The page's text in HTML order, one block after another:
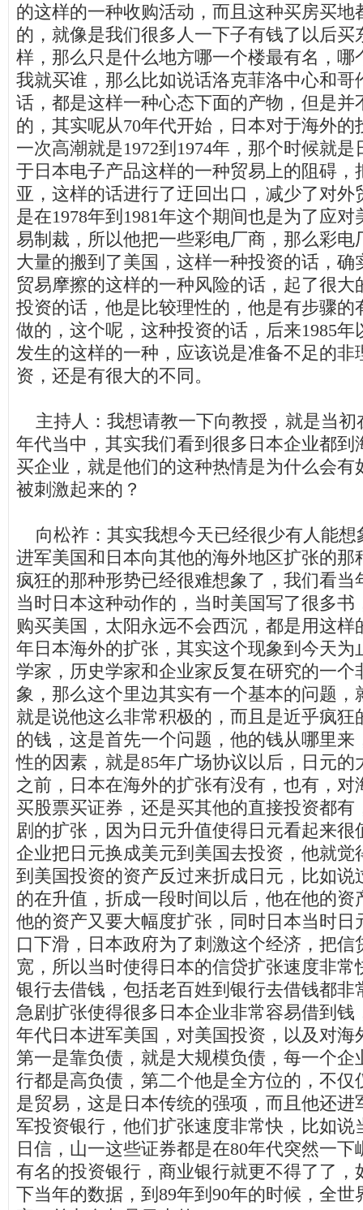
的这样的一种收购活动，而且这种买房买地
的，就像是我们很多人一下子有钱了以后买
样，那么只是什么地方哪一个楼最有名，哪
我就买谁，那么比如说话洛克菲洛中心和哥
话，都是这样一种心态下面的产物，但是并
的，其实呢从70年代开始，日本对于海外的
一次高潮就是1972到 1974年，那个时候就是
于日本电子产品这样的一种贸易上的阻碍，
亚，这样的话进行了迂回出口，减少了对外
是在1978年到 1981年这个期间也是为了应对
易制裁，所以他把一些彩电厂商，那么彩电
大量的搬到了美国，这样一种投资的话，确
贸易摩擦的这样的一种风险的话，起了很大
投资的话，他是比较理性的，他是有步骤的
做的，这个呢，这种投资的话，后来1985年
发生的这样的一种，应该说是准备不足的非
资，还是有很大的不同。
主持人：我想请教一下向教授，就是当初
年代当中，其实我们看到很多日本企业都到
买企业，就是他们的这种热情是为什么会有
被刺激起来的？
向松祚：其实我想今天已经很少有人能想
进军美国和日本向其他的海外地区扩张的那
疯狂的那种形势已经很难想象了，我们看当
当时日本这种动作的，当时美国写了很多书
购买美国，太阳永远不会西沉，都是用这样
年日本海外的扩张，其实这个现象到今天为
学家，历史学家和企业家反复在研究的一个
象，那么这个里边其实有一个基本的问题，
就是说他这么非常积极的，而且是近乎疯狂
的钱，这是首先一个问题，他的钱从哪里来
性的因素，就是85年广场协议以后，日元的
之前，日本在海外的扩张有没有，也有，对
买股票买证券，还是买其他的直接投资都有
剧的扩张，因为日元升值使得日元看起来很
企业把日元换成美元到美国去投资，他就觉
到美国投资的资产反过来折成日元，比如说
的在升值，折成一段时间以后，他在他的资
他的资产又要大幅度扩张，同时日本当时日
口下滑，日本政府为了刺激这个经济，把信
宽，所以当时使得日本的信贷扩张速度非常
银行去借钱，包括老百姓到银行去借钱都非
急剧扩张使得很多日本企业非常容易借到钱
年代日本进军美国，对美国投资，以及对海
第一是靠负债，就是大规模负债，每一个企
行都是高负债，第二个他是全方位的，不仅
是贸易，这是日本传统的强项，而且他还进
军投资银行，他们扩张速度非常快，比如说
日信，山一这些证券都是在80年代突然一下
有名的投资银行，商业银行就更不得了了，
下当年的数据，到 89年到 90年的时候，全世